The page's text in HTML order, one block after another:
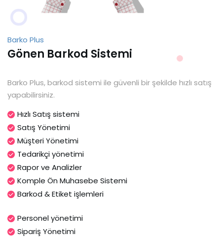
Barko Plus
Gönen Barkod Sistemi
Barko Plus, barkod sistemi ile güvenli bir şekilde hızlı satış
yapabilirsiniz.
Hızlı Satış sistemi
Satış Yönetimi
Müşteri Yönetimi
Tedarikçi yönetimi
Rapor ve Analizler
Komple Ön Muhasebe Sistemi
Barkod & Etiket işlemleri
Personel yönetimi
Sipariş Yönetimi